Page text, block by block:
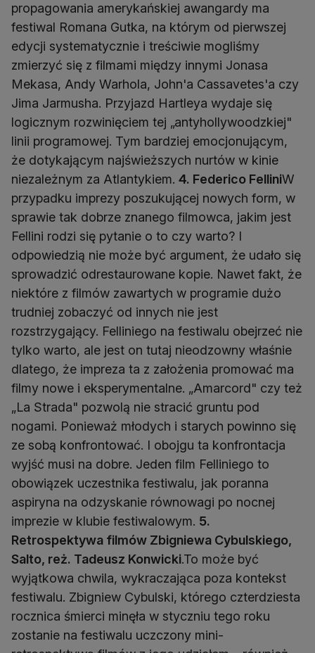
propagowania amerykańskiej awangardy ma
festiwal Romana Gutka, na którym od pierwszej
edycji systematycznie i treściwie mogliśmy
zmierzyć się z filmami między innymi Jonasa
Mekasa, Andy Warhola, John'a Cassavetes'a czy
Jima Jarmusha. Przyjazd Hartleya wydaje się
logicznym rozwinięciem tej „antyhollywoodzkiej"
linii programowej. Tym bardziej emocjonującym,
że dotykającym najświeższych nurtów w kinie
niezależnym za Atlantykiem. 4. Federico FelliniW
przypadku imprezy poszukującej nowych form, w
sprawie tak dobrze znanego filmowca, jakim jest
Fellini rodzi się pytanie o to czy warto? I
odpowiedzią nie może być argument, że udało się
sprowadzić odrestaurowane kopie. Nawet fakt, że
niektóre z filmów zawartych w programie dużo
trudniej zobaczyć od innych nie jest
rozstrzygający. Felliniego na festiwalu obejrzeć nie
tylko warto, ale jest on tutaj nieodzowny właśnie
dlatego, że impreza ta z założenia promować ma
filmy nowe i eksperymentalne. „Amarcord" czy też
„La Strada" pozwolą nie stracić gruntu pod
nogami. Ponieważ młodych i starych powinno się
ze sobą konfrontować. I obojgu ta konfrontacja
wyjść musi na dobre. Jeden film Felliniego to
obowiązek uczestnika festiwalu, jak poranna
aspiryna na odzyskanie równowagi po nocnej
imprezie w klubie festiwalowym. 5.
Retrospektywa filmów Zbigniewa Cybulskiego,
Salto, reż. Tadeusz Konwicki.To może być
wyjątkowa chwila, wykraczająca poza kontekst
festiwalu. Zbigniew Cybulski, którego czterdziesta
rocznica śmierci minęła w styczniu tego roku
zostanie na festiwalu uczczony mini-